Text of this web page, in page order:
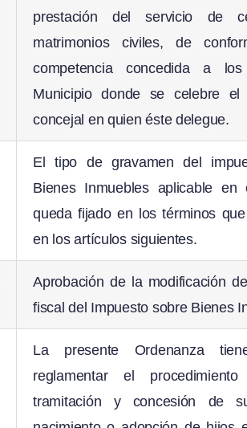
prestación del servicio de
matrimonios civiles, de
competencia concedida a
Municipio donde se celebre el
concejal en quien éste delegue.
El tipo de gravamen del
Bienes Inmuebles aplicable en
queda fijado en los términos
en los artículos siguientes.
Aprobación de la modificación
fiscal del Impuesto sobre Bienes
La presente Ordenanza
reglamentar el
tramitación y concesión de